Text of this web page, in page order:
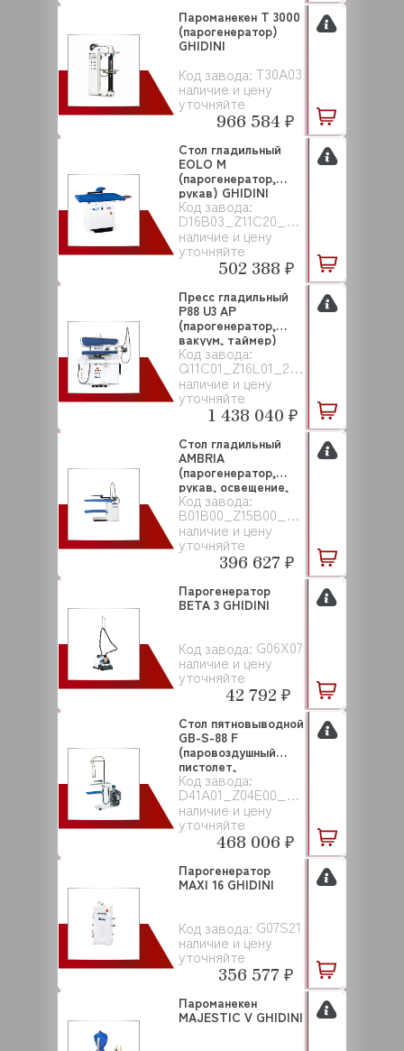
Код завода: T30A03
наличие и цену
уточняйте
Пароманекен T 3000
(парогенератор)
GHIDINI
966 584 ₽
Код завода:
D16B03_Z11C20_Z15Q00
наличие и цену
уточняйте
Стол гладильный
EOLO M
(парогенератор,
рукав) GHIDINI
502 388 ₽
Код завода:
Q11C01_Z16L01_201089_30B110
наличие и цену
уточняйте
Пресс гладильный
P88 U3 AP
(парогенератор,
вакуум, таймер)
GHIDIN...
1 438 040 ₽
Код завода:
B01B00_Z15B00_Z11H00_Z10A00
наличие и цену
уточняйте
Стол гладильный
AMBRIA
(парогенератор,
рукав, освещение,
рельсы) ...
396 627 ₽
Код завода: G06X07
наличие и цену
уточняйте
Парогенератор
BETA 3 GHIDINI
42 792 ₽
Код завода:
D41A01_Z04E00_Z17A00
наличие и цену
уточняйте
Стол пятновыводной
GB-S-88 F
(паровоздушный
пистолет,
компрессор)...
468 006 ₽
Код завода: G07S21
наличие и цену
уточняйте
Парогенератор
MAXI 16 GHIDINI
356 577 ₽
Пароманекен
MAJESTIC V GHIDINI